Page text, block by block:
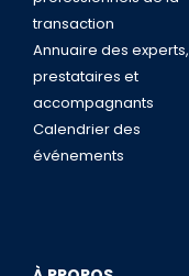
transaction
Annuaire des experts,
prestataires et
accompagnants
Calendrier des
événements